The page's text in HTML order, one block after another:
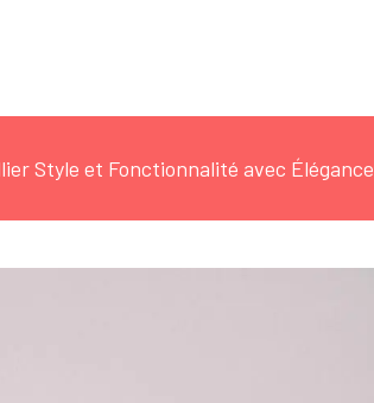
Style et Fonctionnalité avec Élégance